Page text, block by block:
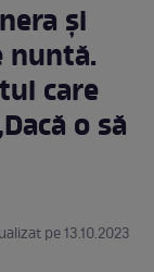
și
nuntă.
care
o să
pe 13.10.2023